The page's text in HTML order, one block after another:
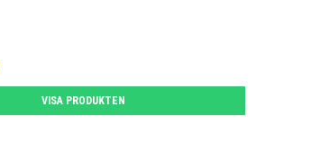
VISA PRODUKTEN